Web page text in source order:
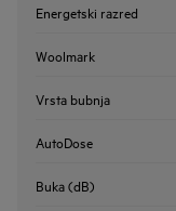
Energetski razred
Woolmark
Vrsta bubnja
AutoDose
Buka (dB)